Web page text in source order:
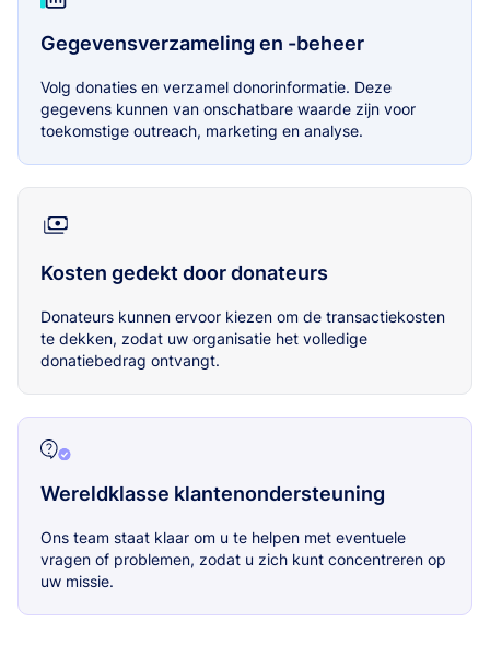
Gegevensverzameling en -beheer
Volg donaties en verzamel donorinformatie. Deze
gegevens kunnen van onschatbare waarde zijn voor
toekomstige outreach, marketing en analyse.
Kosten gedekt door donateurs
Donateurs kunnen ervoor kiezen om de transactiekosten
te dekken, zodat uw organisatie het volledige
donatiebedrag ontvangt.
Wereldklasse klantenondersteuning
Ons team staat klaar om u te helpen met eventuele
vragen of problemen, zodat u zich kunt concentreren op
uw missie.